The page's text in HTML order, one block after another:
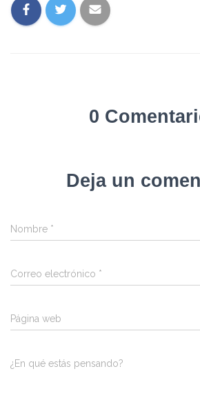
0
Deja un
Nombre *
Correo electrónico *
Página web
¿En qué estás pensando?